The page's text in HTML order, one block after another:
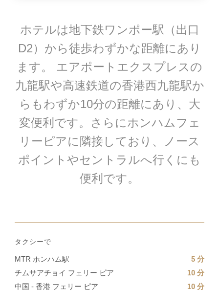
ホテルは地下鉄ワンポー駅（出口
D2）から徒歩わずかな距離にあり
ます。 エアポートエクスプレスの
九龍駅や高速鉄道の香港西九龍駅か
らもわずか10分の距離にあり、大
変便利です。さらにホンハムフェ
リーピアに隣接しており、ノース
ポイントやセントラルへ行くにも
便利です。
タクシーで
MTR ホンハム駅
5 分
チムサアチョイ フェリー ピア
10 分
中国 - 香港 フェリー ピア
10 分